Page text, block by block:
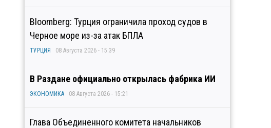
Bloomberg: Турция ограничила проход судов в
Черное море из-за атак БПЛА
ТУРЦИЯ 08 Августа 2026 - 15:39
В Раздане официально открылась фабрика ИИ
ЭКОНОМИКА 08 Августа 2026 - 15:21
Глава Объединенного комитета начальников